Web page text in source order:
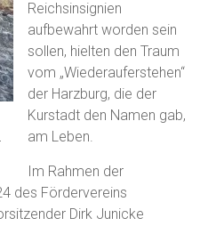
Reichsinsignien
aufbewahrt worden sein
sollen, hielten den Traum
vom „Wiederauferstehen“
der Harzburg, die der
Kurstadt den Namen gab,
am Leben.
Im Rahmen der
des Fördervereins
Dirk Junicke